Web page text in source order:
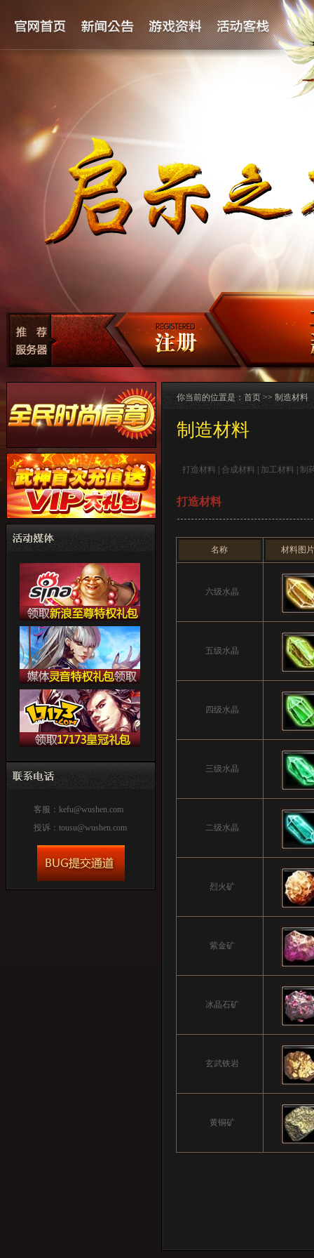
客服： kefu@wushen.com
投诉： tousu@wushen.com
你当前的位置是： 首页 >> 制造材料
制造材料
打造材料 |合成材料 加工材料 |制
打造材料
名称 材料图片
六级水晶
五级水晶
四级水晶
三级水晶
二级水晶
烈火矿
紫金矿
冰晶石矿
玄武铁岩
黄铜矿